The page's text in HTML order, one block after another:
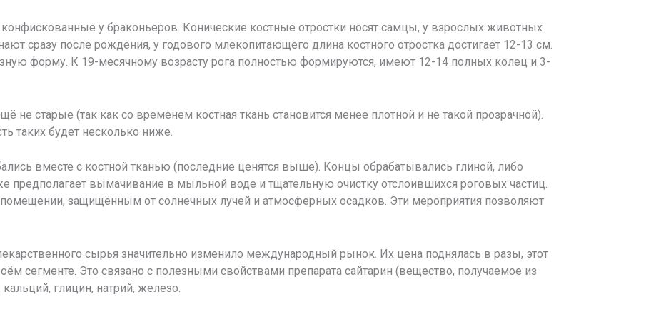
у браконьеров. Конические костные отростки носят самцы, у взрослых животных
сразу после рождения, у годового млекопитающего длина костного отростка достигает 12-13 см.
форму. К 19-месячному возрасту рога полностью формируются, имеют 12-14 полных колец и 3-
старые (так как со временем костная ткань становится менее плотной и не такой прозрачной).
таких будет несколько ниже.
вместе с костной тканью (последние ценятся выше). Концы обрабатывались глиной, либо
предполагает вымачивание в мыльной воде и тщательную очистку отслоившихся роговых частиц.
защищённым от солнечных лучей и атмосферных осадков. Эти мероприятия позволяют
сырья значительно изменило международный рынок. Их цена поднялась в разы, этот
сегменте. Это связано с полезными свойствами препарата сайтарин (вещество, получаемое из
глицин, натрий, железо.